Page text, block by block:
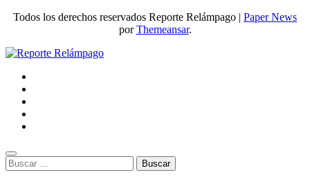
Todos los derechos reservados Reporte Relámpago | Paper News
porThemeansar.
Buscar: